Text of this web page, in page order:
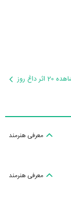
اثر داغ روز
معرفی هنرمند
معرفی هنرمند